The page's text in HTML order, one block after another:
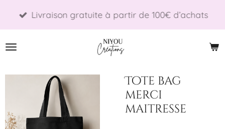
Passer
principal
Livraison gratuite à partir de 100€ d’achats
Tote bag
merci
maitresse